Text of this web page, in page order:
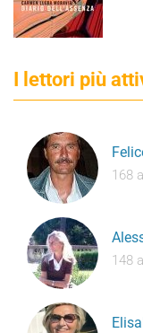
I lettori più
168
148